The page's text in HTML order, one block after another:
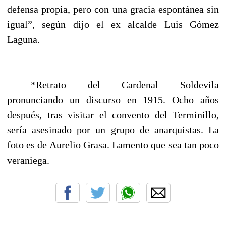
defensa propia, pero con una gracia espontánea sin
igual”, según dijo el ex alcalde Luis Gómez
Laguna.
*Retrato del Cardenal Soldevila
pronunciando un discurso en 1915. Ocho años
después, tras visitar el convento del Terminillo,
sería asesinado por un grupo de anarquistas. La
foto es de Aurelio Grasa. Lamento que sea tan poco
veraniega.